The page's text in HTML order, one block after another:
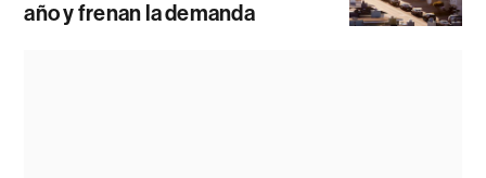
año y frenan la demanda